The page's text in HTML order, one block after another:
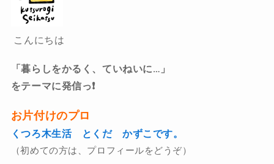
こんにちは
「暮らしをかるく、ていねいに…」
をテーマに発信っ❗️
お片付けのプロ
くつろ木生活 とくだ かずこです。
（初めての方は、プロフィールをどうぞ）